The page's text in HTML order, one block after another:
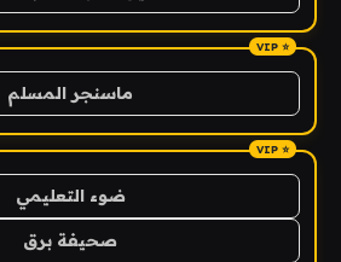
ماسنجر المسلم
ضوء التعليمي
صحيفة برق